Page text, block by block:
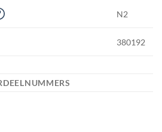
N2
380192